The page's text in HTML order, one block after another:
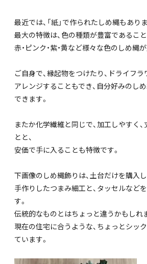
最近では、「紙」で作られたしめ縄もありま
最大の特徴は、色の種類が豊富であること
赤・ピンク・紫・黄など様々な色のしめ縄
ご自身で、縁起物をつけたり、ドライフラ
アレンジすることもでき、自分好みのし
できます。
またか化学繊維と同じで、加工しやすく
とと、
安価で手に入ることも特徴です。
下画像のしめ縄飾りは、土台だけを購入し
手作りしたつまみ細工と、タッセルなど
す。
伝統的なものとはちょっと違うかもしれ
現在の住宅に合うような、ちょっとシッ
ています。